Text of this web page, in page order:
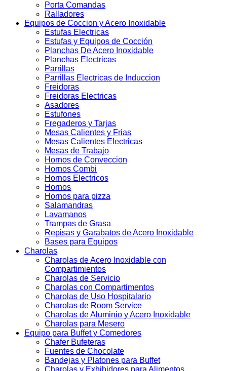
Porta Comandas
Ralladores
Equipos de Coccion y Acero Inoxidable
Estufas Electricas
Estufas y Equipos de Cocción
Planchas De Acero Inoxidable
Planchas Electricas
Parrillas
Parrillas Electricas de Induccion
Freidoras
Freidoras Electricas
Asadores
Estufones
Fregaderos y Tarjas
Mesas Calientes y Frias
Mesas Calientes Electricas
Mesas de Trabajo
Hornos de Conveccion
Hornos Combi
Hornos Electricos
Hornos
Hornos para pizza
Salamandras
Lavamanos
Trampas de Grasa
Repisas y Garabatos de Acero Inoxidable
Bases para Equipos
Charolas
Charolas de Acero Inoxidable con
Compartimientos
Charolas de Servicio
Charolas con Compartimentos
Charolas de Uso Hospitalario
Charolas de Room Service
Charolas de Aluminio y Acero Inoxidable
Charolas para Mesero
Equipo para Buffet y Comedores
Chafer Bufeteras
Fuentes de Chocolate
Bandejas y Platones para Buffet
Charolas y Exhibidores para Alimentos